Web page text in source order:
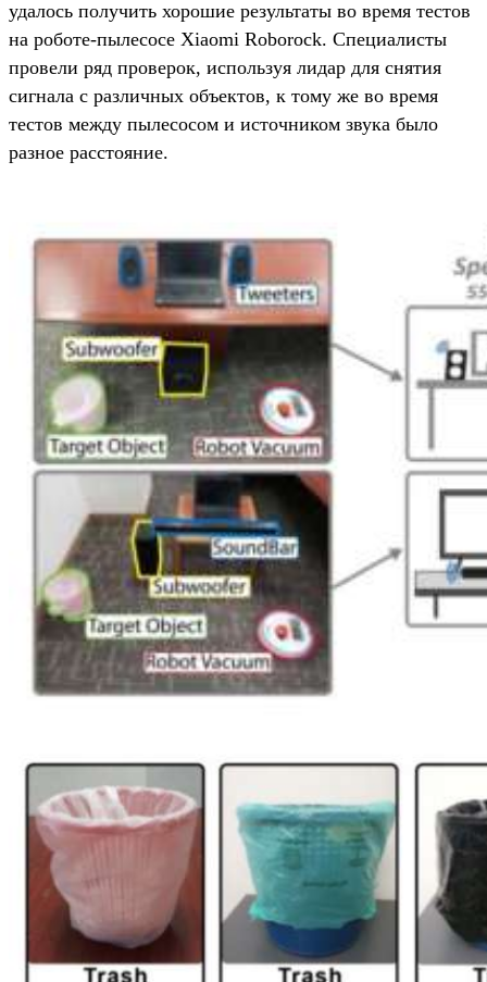
удалось получить хорошие результаты во время тестов
на роботе-пылесосе Xiaomi Roborock. Специалисты
провели ряд проверок, используя лидар для снятия
сигнала с различных объектов, к тому же во время
тестов между пылесосом и источником звука было
разное расстояние.